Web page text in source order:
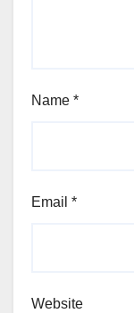
Name *
Email *
Website